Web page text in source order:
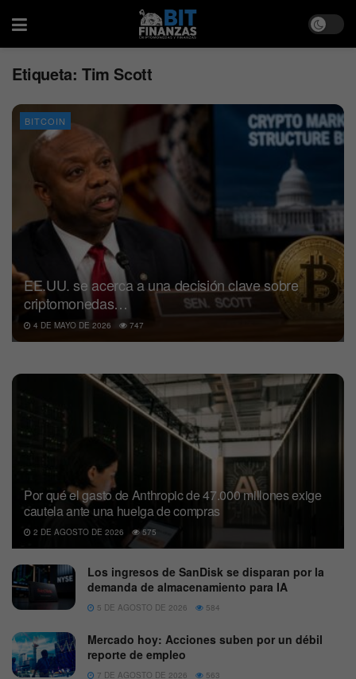
Etiqueta: Tim Scott
BITCOIN
EE.UU. se acerca a una decisión clave sobre
criptomonedas…
4 DE MAYO DE 2026 747
Por qué el gasto de Anthropic de 47.000 millones exige
cautela ante una huelga de compras
2 DE AGOSTO DE 2026 575
Los ingresos de SanDisk se disparan por la
demanda de almacenamiento para IA
5 DE AGOSTO DE 2026 584
Mercado hoy: Acciones suben por un débil
reporte de empleo
7 DE AGOSTO DE 2026 563